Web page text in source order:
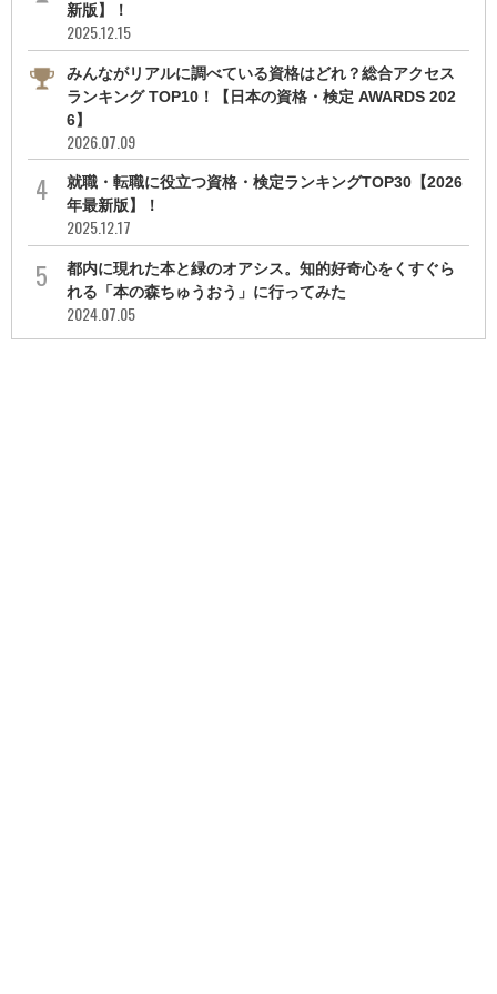
新版】！
2025.12.15
みんながリアルに調べている資格はどれ？総合アクセス
ランキング TOP10！【日本の資格・検定 AWARDS 202
6】
2026.07.09
就職・転職に役立つ資格・検定ランキングTOP30【2026
年最新版】！
2025.12.17
都内に現れた本と緑のオアシス。知的好奇心をくすぐら
れる「本の森ちゅうおう」に行ってみた
2024.07.05